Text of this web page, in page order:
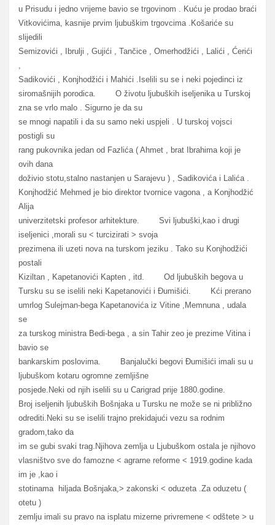
u Prisudu i jedno vrijeme bavio se trgovinom . Kuću je prodao braći
Vitkovićima, kasnije prvim ljubuškim trgovcima .Košariće su
slijedili
Semizovići , Ibrulji , Gujići , Tančice , Omerhodžići , Lalići , Ćerići
Sadikovići , Konjhodžići i Mahići .Iselili su se i neki pojedinci iz
siromašnijih porodica. O životu ljubuških iseljenika u Turskoj
zna se vrlo malo . Sigurno je da su
se mnogi napatili i da su samo neki uspjeli . U turskoj vojsci
postigli su
rang pukovnika jedan od Fazlića ( Ahmet , brat Ibrahima koji je
ovih dana
doživio stotu,stalno nastanjen u Sarajevu ) , Sadikovića i Lalića .
Konjhodžić Mehmed je bio direktor tvornice vagona , a Konjhodžić
Alija
univerzitetski profesor arhitekture. Svi ljubuški,kao i drugi
iseljenici ,morali su < turcizirati > svoja
prezimena ili uzeti nova na turskom jeziku . Tako su Konjhodžići
postali
Kiziltan , Kapetanovići Kapten , itd. Od ljubuških begova u
Tursku su se iselili neki Kapetanovići i Đumišići. Kći prerano
umrlog Sulejman-bega Kapetanovića iz Vitine ,Memnuna , udala
se
za turskog ministra Bedi-bega , a sin Tahir zeo je prezime Vitina i
bavio se
bankarskim poslovima. Banjalučki begovi Đumišići imali su u
ljubuškom kotaru ogromne zemljišne
posjede.Neki od njih iselili su u Carigrad prije 1880.godine.
Broj iseljenih ljubuških Bošnjaka u Tursku ne može se ni približno
odrediti.Neki su se iselili trajno prekidajući vezu sa rodnim
gradom,tako da
im se gubi svaki trag.Njihova zemlja u Ljubuškom ostala je njihovo
vlasništvo sve do famozne < agrarne reforme < 1919.godine kada
im je ,kao i
stotinama hiljada Bošnjaka,> zakonski < oduzeta .Za oduzetu (
otetu )
zemlju imali su pravo na isplatu mizerne privremene < odštete > u